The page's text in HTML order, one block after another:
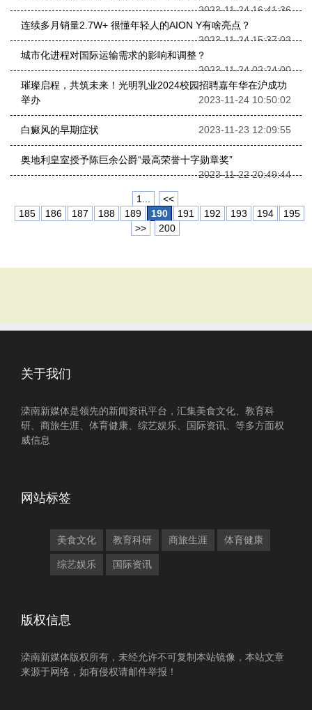
2023-11-24 16:41:36
连续多月销量2.7W+ 很懂年轻人的AION Y有啥亮点？
2023-11-24 15:37:02
城市化进程对国际运输需求的影响和调整？
2023-11-24 02:24:00
璀璨启程，共筑未来！光明乳业2024校园招聘嘉年华在沪成功
举办
2023-11-24 10:50:02
白癜风的早期症状 2023-11-23 12:09:55
奥地利皇室授予陈巨余公爵“最高荣誉十字勋章奖”
2023-11-22 20:49:44
1...
<<
185
186 187 188 189 190 191 192 193 194
195
>>
200
关于我们
滦南新媒体是领先的新闻资讯平台，汇集美食文化、教育科
研、商旅生涯、体育健康、综艺娱乐、国际资讯、等多方面权
威信息
网站标签
美食文化 教育科研 商旅生涯 体育健康
综艺娱乐 国际资讯
版权信息
滦南新媒体版权所有，未经允许不可复制本站镜像，本站文章
来源于网络，如有侵权请邮件举报！